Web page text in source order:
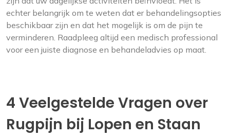
echter belangrijk om te weten dat er behandelingsopties
beschikbaar zijn en dat het mogelijk is om de pijn te
verminderen. Raadpleeg altijd een medisch professional
voor een juiste diagnose en behandeladvies op maat.
4 Veelgestelde Vragen over
Rugpijn bij Lopen en Staan